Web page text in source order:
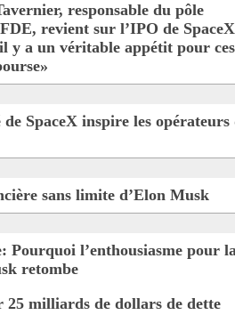
responsable du pôle
revient sur l’IPO de
y a un véritable appétit pour ces
SpaceX inspire les opérateurs
sans limite d’Elon Musk
Pourquoi l’enthousiasme pour
retombe
25 milliards de dollars de dette